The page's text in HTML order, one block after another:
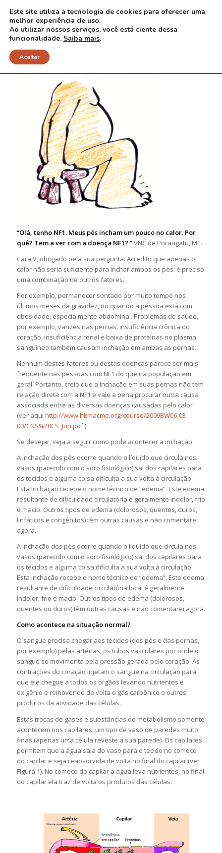
“Olá, tenho NF1. Meus pés incham um pouco no calor. Por
quê? Tem a ver com a doença NF1? ”VNC de Porangatu, MT.
Cara V, obrigado pela sua pergunta. Acredito que apenas o
calor não seria suficiente para inchar ambos os pés: é preciso
uma combinação de outros fatores.
Por exemplo, permanecer sentado por muito tempo nos
últimos meses da gravidez, ou quando a pessoa está com
obesidade, especialmente abdominal. Problemas de saúde,
por exemplo, varizes nas pernas, insuficiência crônica do
coração, insuficiência renal e baixa de proteínas no plasma
sanguíneo também causam inchação em ambas as pernas.
Nenhum destes fatores ou destas doenças parece ser mais
frequente nas pessoas com NF1 do que na população em
geral. Portanto, creio que a inchação em suas pernas não tem
relação direta com a NF1 e vale a pena procurar outra causa
associada entre as diversas doenças causadas pelo calor
(ver aqui http://www.hkmacme.org/course/2009BW06-03-
00/CNS%20CS_Jun.pdf).
Se desejar, veja a seguir como pode acontecer a inchação.
A inchação dos pés ocorre quando o líquido que circula nos
vasos (parecido com o soro fisiológico) sai dos capilares para
os tecidos e alguma coisa dificulta a sua volta à circulação.
Esta inchação recebe o nome técnico de “edema”. Este edema
resultante de dificuldade circulatória é geralmente indolor, frio
e macio. Outros tipos de edema (dolorosos, quentes, duros,
linfáticos e congênitos) têm outras causas e não comentarei
agora.
A inchação dos pés ocorre quando o líquido que circula nos
vasos (parecido com o soro fisiológico) sai dos capilares para
os tecidos e alguma coisa dificulta a sua volta à circulação.
Esta inchação recebe o nome técnico de “edema”. Este edema
resultante de dificuldade circulatória local é geralmente
indolor, frio e macio. Outros tipos de edema (dolorosos,
quentes ou duros) têm outras causas e não comentarei agora.
Como acontece na situação normal?
O sangue precisa chegar aos tecidos (dos pés e das pernas,
por exemplo) pelas artérias, os tubos vasculares por onde o
sangue se movimenta pela pressão gerada pelo coração. As
contrações do coração injetam o sangue na circulação para
que ele chegue a todos os órgãos levando nutrientes e
oxigênio e removendo de volta o gás carbônico e outros
produtos da atividade das células.
Estas trocas de gases e substâncias do metabolismo somente
acontecem nos capilares, um tipo de vaso de paredes muito
finas (apenas uma célula reveste a sua parede). Os capilares
permitem que a água saia do vaso para o tecido no começo
do capilar e seja reabsorvida de volta no final do capilar (ver
Figura 1). No começo do capilar a água leva nutrientes, no final
do capilar ela traz de volta os produtos das células.
Este site utiliza a tecnologia de cookies para oferecer uma
melhor experiência de uso.
Ao utilizar nossos serviços, você está ciente dessa
funcionalidade. Saiba mais.
Aceitar